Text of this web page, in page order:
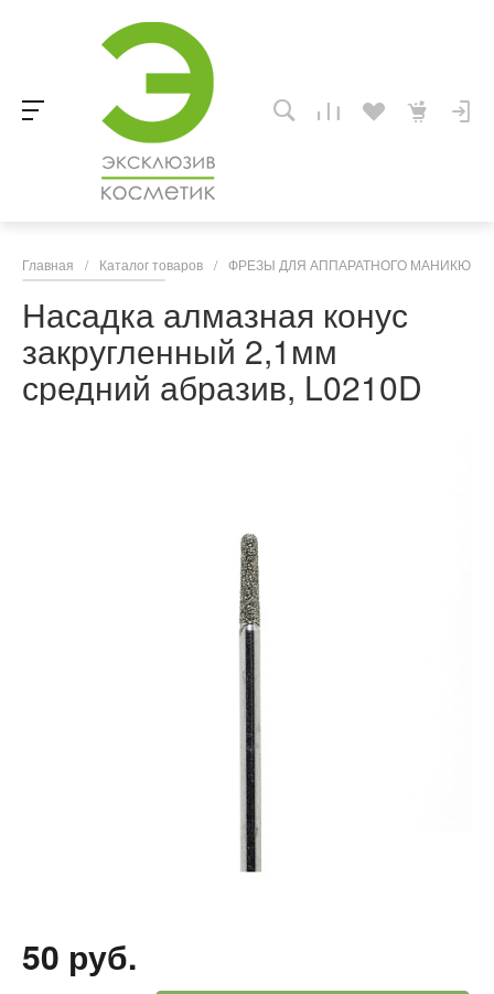
Главная / Каталог товаров / ФРЕЗЫ ДЛЯ АППАРАТНОГО
Насадка алмазная конус
закругленный 2,1мм
средний абразив, L0210D
50 руб.